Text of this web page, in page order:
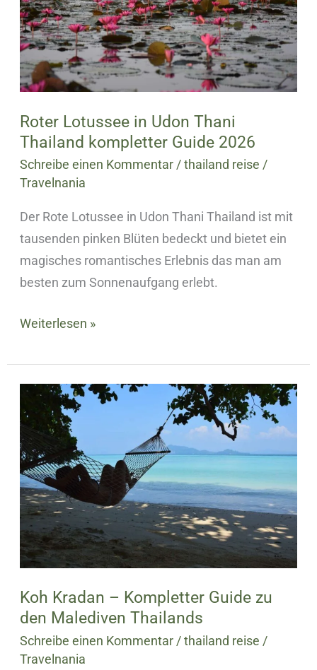
Roter Lotussee in Udon Thani
Thailand kompletter Guide 2026
Schreibe einen Kommentar/thailand reise /
Travelnania
Der Rote Lotussee in Udon Thani Thailand ist mit
tausenden pinken Blüten bedeckt und bietet ein
magisches romantisches Erlebnis das man am
besten zum Sonnenaufgang erlebt.
Thani
Thailand
kompletter
Guide
2026
Weiterlesen »
Koh Kradan – Kompletter Guide zu
den Malediven Thailands
Schreibe einen Kommentar /thailand reise /
Travelnania
Koh
Kradan
–
Kompletter
Guide
zu
den
Malediven
Thailands